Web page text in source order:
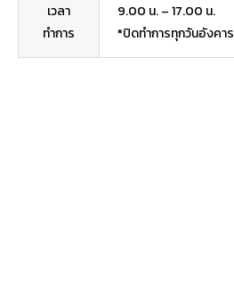
เวลา
ทำการ
9.00 น. – 17.00 น.
*ปิดทำการทุกวันอังคาร